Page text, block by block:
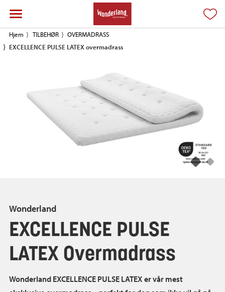
Hjem TILBEHØR
OVERMADRASS
EXCELLENCE PULSE LATEX overmadrass
Wonderland
EXCELLENCE PULSE
LATEX Overmadrass
Wonderland EXCELLENCE PULSE LATEX er vår mest